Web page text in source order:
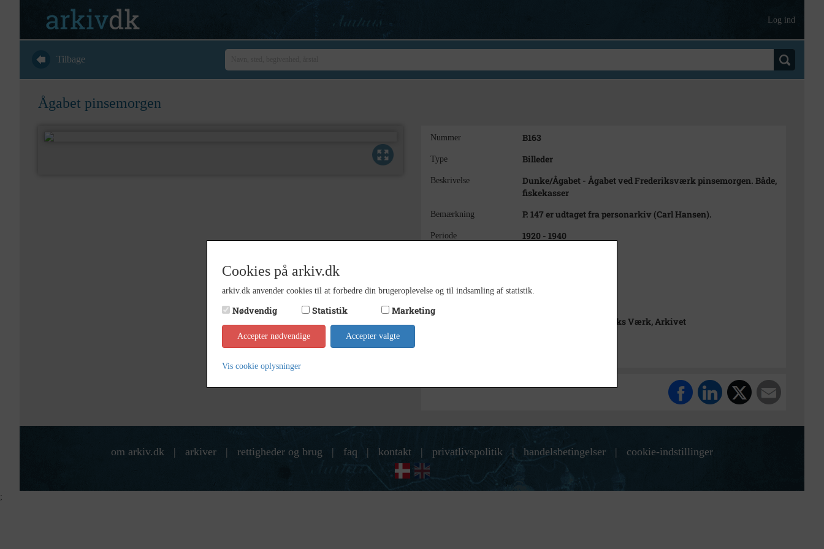
Log ind
Tilbage
Ågabet pinsemorgen
Nummer B163
Type Billeder
Beskrivelse
Dunke/Ågabet - Ågabet ved Frederiksværk pinsemorgen. Både,
fiskekasser
Bemærkning P. 147 er udtaget fra personarkiv (Carl Hansen).
Periode 1920 - 1940
Industrimuseet Frederiks Værk, Arkivet
om arkiv.dk | arkiver | rettigheder og brug | faq | kontakt | privatlivspolitik | handelsbetingelser | cookie-indstillinger
Cookies på arkiv.dk
arkiv.dk anvender cookies til at forbedre din brugeroplevelse og til indsamling af statistik.
Nødvendig Statistik Marketing
Accepter nødvendige Accepter valgte
Vis cookie oplysninger
;